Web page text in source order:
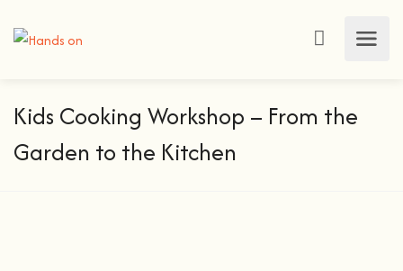
Kids Cooking Workshop – From the
Garden to the Kitchen